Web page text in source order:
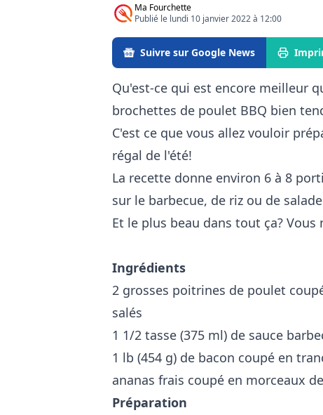
Ma Fourchette
Publié le lundi 10 janvier 2022 à 12:00
Suivre sur Google News
Qu'est-ce qui est encore meilleur
brochettes de poulet BBQ bien
C'est ce que vous allez vouloir
régal de l'été!
La recette donne environ 6 à 8
sur le barbecue, de riz ou de
Et le plus beau dans tout ça?
Ingrédients
2 grosses poitrines de poulet
salés
1 1/2 tasse (375 ml) de sauce
1 lb (454 g) de bacon coupé en
ananas frais coupé en morceaux
Préparation